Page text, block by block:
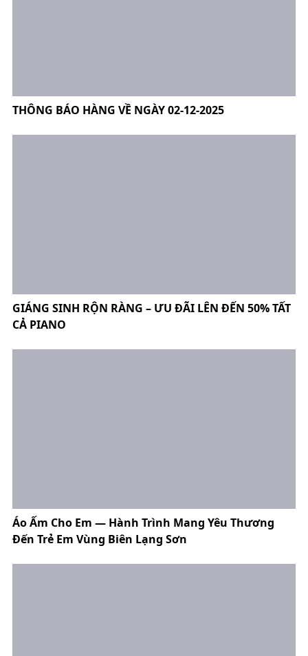
THÔNG BÁO HÀNG VỀ NGÀY 02-12-2025
GIÁNG SINH RỘN RÀNG – ƯU ĐÃI LÊN ĐẾN 50% TẤT
CẢ PIANO
Áo Ấm Cho Em — Hành Trình Mang Yêu Thương
Đến Trẻ Em Vùng Biên Lạng Sơn